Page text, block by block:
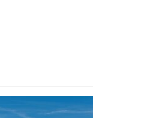
: voiture,